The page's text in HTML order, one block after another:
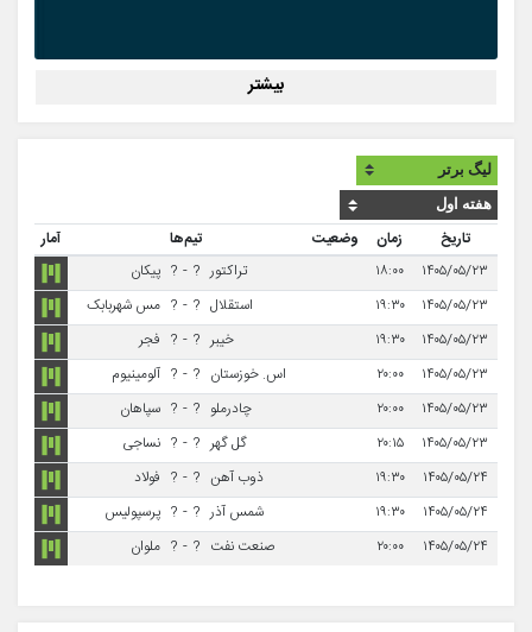
بیشتر
تاریخ زمان وضعیت تیم‌ها
آمار
۱۴۰۵/۰۵/۲۳
۱۸:۰۰ تراکتور ?
-
? پیکان
۱۴۰۵/۰۵/۲۳
۱۹:۳۰ استقلال ?
-
? مس شهربابک
۱۴۰۵/۰۵/۲۳
۱۹:۳۰ خیبر ?
-
? فجر
۱۴۰۵/۰۵/۲۳
۲۰:۰۰ اس. خوزستان ?
-
? آلومینیوم
۱۴۰۵/۰۵/۲۳
۲۰:۰۰ چادرملو ?
-
? سپاهان
۱۴۰۵/۰۵/۲۳
۲۰:۱۵ گل گهر ?
-
? نساجی
۱۴۰۵/۰۵/۲۴
۱۹:۳۰ ذوب آهن ?
-
? فولاد
۱۴۰۵/۰۵/۲۴
۱۹:۳۰ شمس آذر ?
-
? پرسپولیس
۱۴۰۵/۰۵/۲۴
۲۰:۰۰ صنعت نفت ?
-
? ملوان